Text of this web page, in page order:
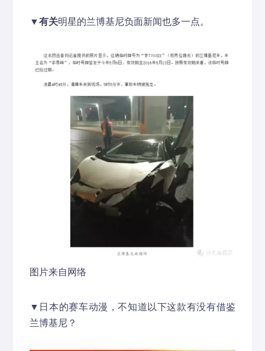
▼有关明星的兰博基尼负面新闻也多一点。
图片来自网络
▼日本的赛车动漫，不知道以下这款有没有借鉴
兰博基尼？